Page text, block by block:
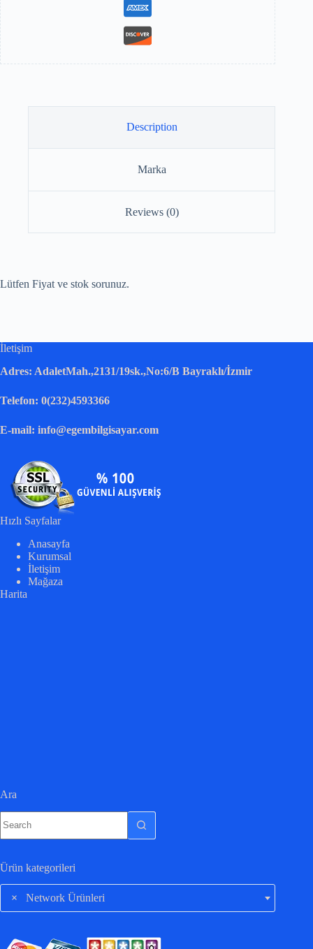
Description
Marka
Reviews (0)
Lütfen Fiyat ve stok sorunuz.
İletişim
Adres: AdaletMah.,2131/19sk.,No:6/B Bayraklı/İzmir
Telefon: 0(232)4593366
E-mail: info@egembilgisayar.com
Hızlı Sayfalar
Anasayfa
Kurumsal
İletişim
Mağaza
Harita
Ara
Ürün kategorileri
× Network Ürünleri